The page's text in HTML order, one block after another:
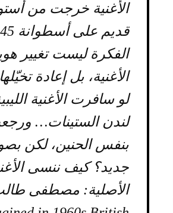
الأغنية خرجت من
الفكرة ليست تغيير
الأغنية، بل إعادة
لو سافرت الأغنية
لندن الستينات…
بنفس الحنين، لكن
جديد؟ كيف ننسى
الأصلية: مصطفى